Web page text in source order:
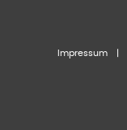
Impressum